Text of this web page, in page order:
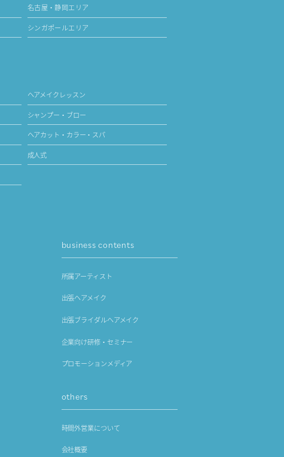
名古屋・静岡エリア
シンガポールエリア
ヘアメイクレッスン
シャンプー・ブロー
ヘアカット・カラー・スパ
成人式
business contents
所属アーティスト
出張ヘアメイク
出張ブライダルヘアメイク
企業向け研修・セミナー
プロモーションメディア
others
時間外営業について
会社概要